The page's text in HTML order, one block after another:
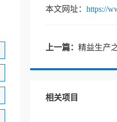
本文网址： https://
上一篇： 精益生产
相关项目